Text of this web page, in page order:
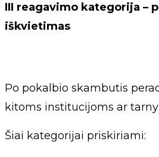
III reagavimo kategorija –
iškvietimas
Po pokalbio skambutis
kitoms institucijoms ar
Šiai kategorijai priskiriami: